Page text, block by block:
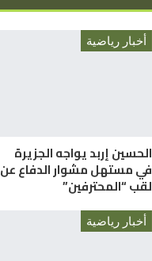
أخبار رياضية
الحسين إربد يواجه الجزيرة
في مستهل مشوار الدفاع عن
لقب “المحترفين”
أخبار رياضية